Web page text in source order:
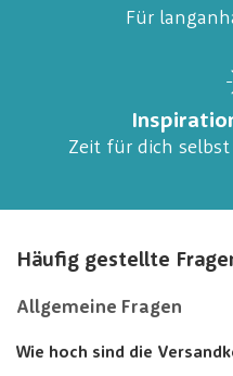
Für
Zeit für dich
Häufig gestellte
Allgemeine Fragen
Wie hoch sind die